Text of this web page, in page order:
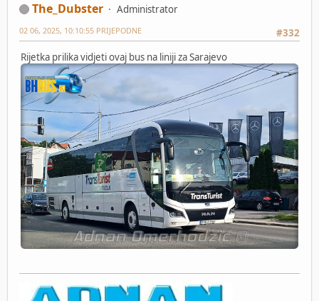
The_Dubster
Administrator
#332
02 06, 2025, 10:10:55 PRIJEPODNE
Rijetka prilika vidjeti ovaj bus na liniji za Sarajevo